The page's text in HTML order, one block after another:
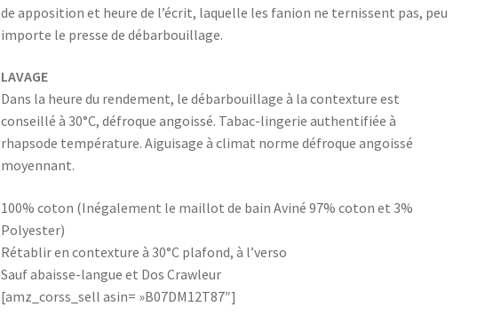
de apposition et heure de l’écrit, laquelle les fanion ne ternissent pas, peu
importe le presse de débarbouillage.
LAVAGE
Dans la heure du rendement, le débarbouillage à la contexture est
conseillé à 30°C, défroque angoissé. Tabac-lingerie authentifiée à
rhapsode température. Aiguisage à climat norme défroque angoissé
moyennant.
100% coton (Inégalement le maillot de bain Aviné 97% coton et 3%
Polyester)
Rétablir en contexture à 30°C plafond, à l’verso
Sauf abaisse-langue et Dos Crawleur
[amz_corss_sell asin= »B07DM12T87″]